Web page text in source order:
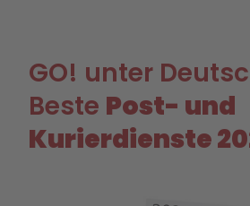
GO! unter
Beste Post- und
Kurierdienste